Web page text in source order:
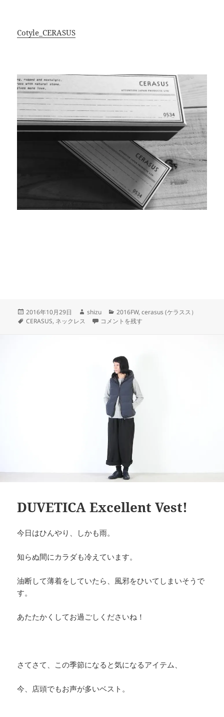
Cotyle_CERASUS
投
稿
2016年10月29日
作
成
shizu
カ
テ
2016FW,cerasus (ケラスス）
タ
CERASUS, ネックレス CERASUS に
コメントを残す
DUVETICA Excellent Vest!
今日はひんやり、しかも雨。
知らぬ間にカラダも冷えています。
油断して薄着をしていたら、風邪をひいてしまいそうで
す。
あたたかくしてお過ごしくださいね！
さてさて、この季節になると気になるアイテム、
今、店頭でもお声が多いベスト。